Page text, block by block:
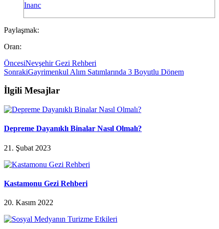
Inanc
Paylaşmak:
Oran:
ÖncesiNevşehir Gezi Rehberi
SonrakiGayrimenkul Alım Satımlarında 3 Boyutlu Dönem
İlgili Mesajlar
Depreme Dayanıklı Binalar Nasıl Olmalı?
21. Şubat 2023
Kastamonu Gezi Rehberi
20. Kasım 2022